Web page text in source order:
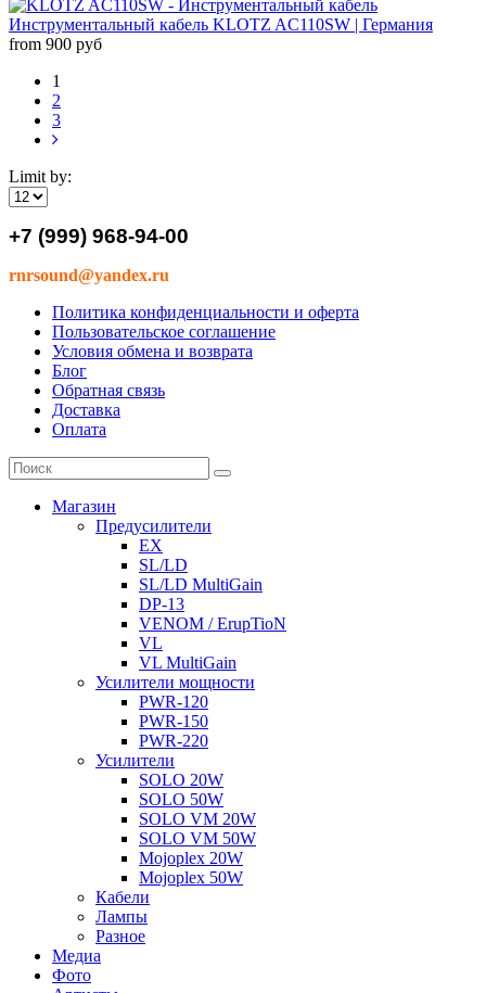
Инструментальный кабель KLOTZ AC110SW | Германия
from 900 руб
1
2
3
Limit by:
+7 (999) 968-94-00
rnrsound@yandex.ru
Политика конфиденциальности и оферта
Пользовательское соглашение
Условия обмена и возврата
Блог
Обратная связь
Доставка
Оплата
Магазин
Предусилители
EX
SL/LD
SL/LD MultiGain
DP-13
VENOM / ErupTioN
VL
VL MultiGain
Усилители мощности
PWR-120
PWR-150
PWR-220
Усилители
SOLO 20W
SOLO 50W
SOLO VM 20W
SOLO VM 50W
Mojoplex 20W
Mojoplex 50W
Кабели
Лампы
Разное
Медиа
Фото